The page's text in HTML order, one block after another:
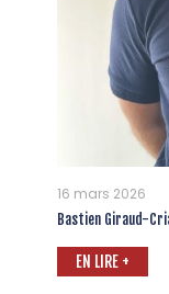
16 mars 2026
Bastien Giraud-
EN LIRE +